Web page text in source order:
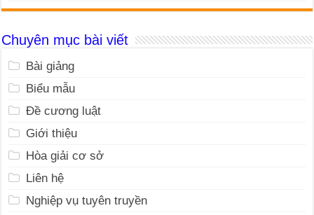
Chuyên mục bài viết
Bài giảng
Biểu mẫu
Đề cương luật
Giới thiệu
Hòa giải cơ sở
Liên hệ
Nghiệp vụ tuyên truyền